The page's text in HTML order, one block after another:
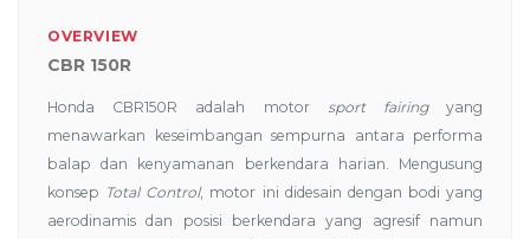
OVERVIEW
CBR 150R
Honda CBR150R adalah motor sport fairingyang
menawarkan keseimbangan sempurna antara performa
balap dan kenyamanan berkendara harian. Mengusung
konsep Total Control, motor ini didesain dengan bodi yang
aerodinamis dan posisi berkendara yang agresif namun